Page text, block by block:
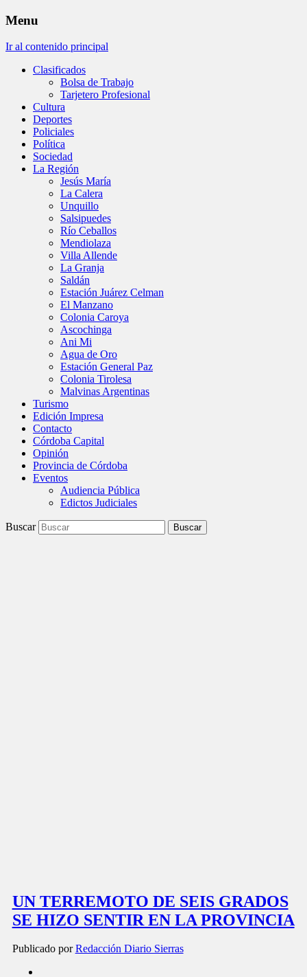
Menu
Ir al contenido principal
Clasificados
Bolsa de Trabajo
Tarjetero Profesional
Cultura
Deportes
Policiales
Política
Sociedad
La Región
Jesús María
La Calera
Unquillo
Salsipuedes
Río Ceballos
Mendiolaza
Villa Allende
La Granja
Saldán
Estación Juárez Celman
El Manzano
Colonia Caroya
Ascochinga
Ani Mi
Agua de Oro
Estación General Paz
Colonia Tirolesa
Malvinas Argentinas
Turismo
Edición Impresa
Contacto
Córdoba Capital
Opinión
Provincia de Córdoba
Eventos
Audiencia Pública
Edictos Judiciales
Buscar
UN TERREMOTO DE SEIS GRADOS
SE HIZO SENTIR EN LA PROVINCIA
Publicado porRedacción Diario Sierras